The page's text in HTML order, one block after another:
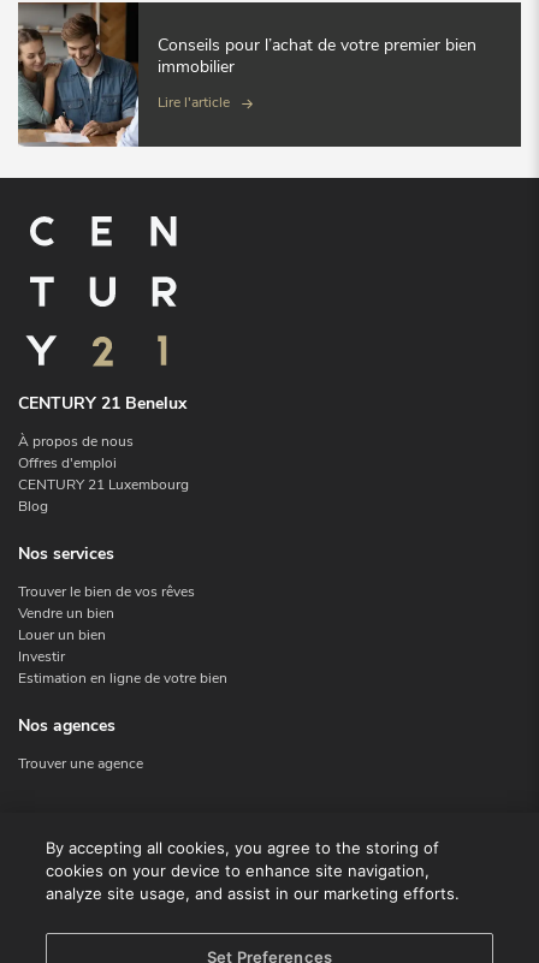
Conseils pour l’achat de votre premier bien
immobilier
Lire l'article
CENTURY 21 Benelux
À propos de nous
Offres d'emploi
CENTURY 21 Luxembourg
Blog
Nos services
Trouver le bien de vos rêves
Vendre un bien
Louer un bien
Investir
Estimation en ligne de votre bien
Nos agences
Trouver une agence
Contact
Facebook
By accepting all cookies, you agree to the storing of
cookies on your device to enhance site navigation,
analyze site usage, and assist in our marketing efforts.
Set Preferences